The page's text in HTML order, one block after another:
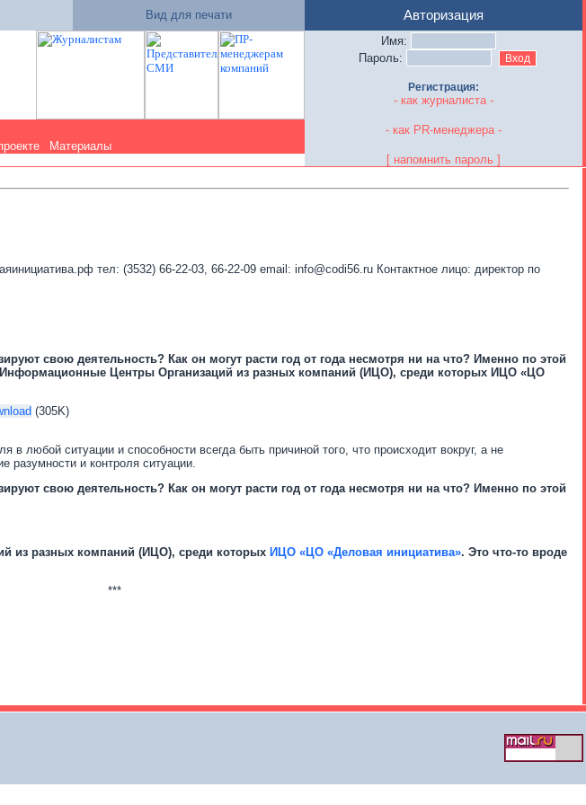
Вид для печати
Материалы
Авторизация
Имя:
Пароль:
Регистрация:
- как журналиста -
- как PR-менеджера -
[ напомнить пароль ]
тел: (3532) 66-22-03, 66-22-09 email: info@codi56.ru Контактное лицо: директор по
свою деятельность? Как он могут расти год от года несмотря ни на что? Именно по этой
Центры Организаций из разных компаний (ИЦО), среди которых ИЦО «ЦО
(305K)
в любой ситуации и способности всегда быть причиной того, что происходит вокруг, а не
разумности и контроля ситуации.
свою деятельность? Как он могут расти год от года несмотря ни на что? Именно по этой
из разных компаний (ИЦО), среди которых ИЦО «ЦО «Деловая инициатива». Это что-то вроде
***